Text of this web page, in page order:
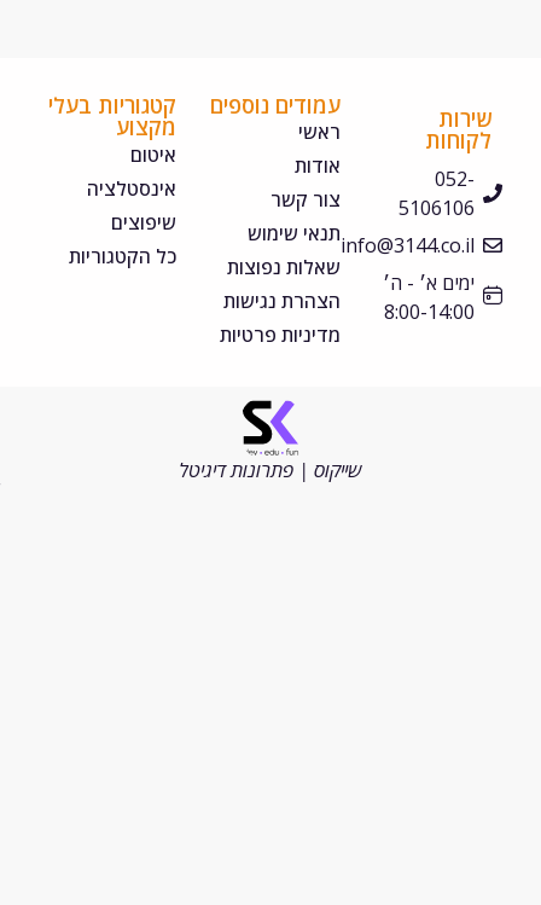
052-
5106106
info@3144.co.il
ימים א׳ - ה׳
8:00-14:00
עמודים נוספים
צור קשר
תנאי שימוש
שאלות נפוצות
הצהרת נגישות
מדיניות פרטיות
קטגוריות בעלי
אינסטלציה
שיפוצים
כל הקטגוריות
שייקוס | פתרונות דיגיטל
שמורות